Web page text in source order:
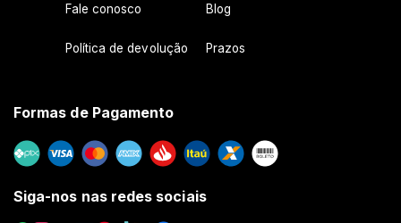
Fale conosco Blog
Política de devolução Prazos
Formas de Pagamento
Siga-nos nas redes sociais